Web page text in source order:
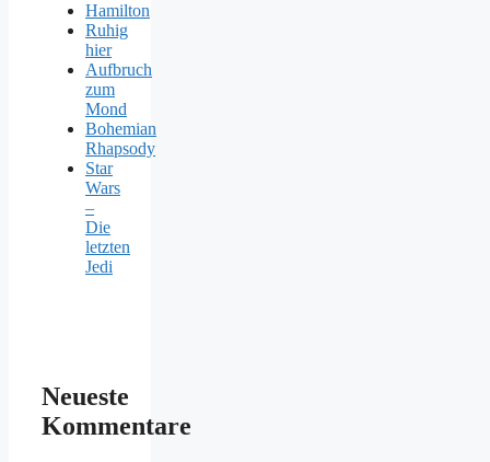
Hamilton
Ruhig
hier
Aufbruch
zum
Mond
Bohemian
Rhapsody
Star
Wars
–
Die
letzten
Jedi
Neueste
Kommentare